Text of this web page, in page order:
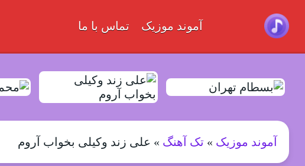
آموند موزیک تماس با ما
آموند موزیک » تک آهنگ » علی زند وکیلی بخواب آروم